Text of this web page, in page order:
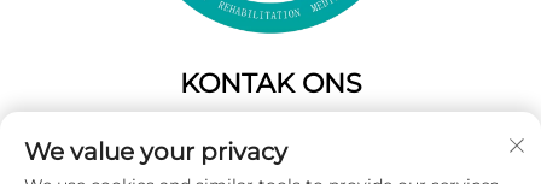
KONTAK ONS
Fuzhou,Fujian,China
We value your privacy